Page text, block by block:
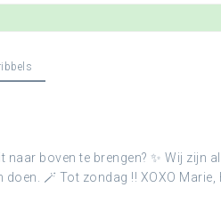
boven te brengen? ✨ Wij zijn
🪄 Tot zondag !! XOXO Marie,